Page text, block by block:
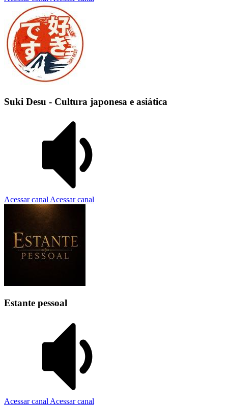
Suki Desu - Cultura japonesa e asiática
Acessar canal Acessar canal
Estante pessoal
Acessar canal Acessar canal